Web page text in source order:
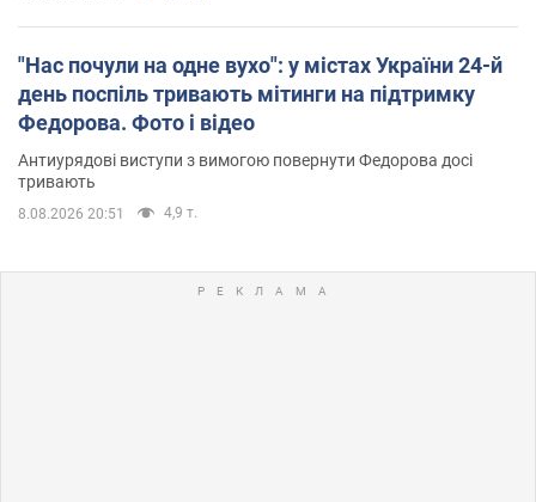
"Нас почули на одне вухо": у містах України 24-й
день поспіль тривають мітинги на підтримку
Федорова. Фото і відео
Антиурядові виступи з вимогою повернути Федорова досі
тривають
8.08.2026 20:51 4,9 т.